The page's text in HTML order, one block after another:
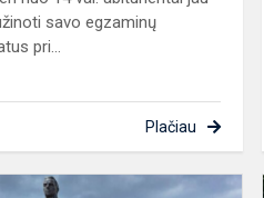
savo egzaminų
pri...
Plačiau